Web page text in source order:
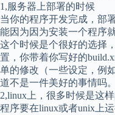
1,服务器上部署的时候
当你的程序开发完成，部
能因为因为安装一个程序
这个时候是个很好的选择
置，你带着你写好的
单的修改（一些设定，例
道不是一件美好的事情吗。
2,linux上，很多时候是这
程序要在linux或者unix上